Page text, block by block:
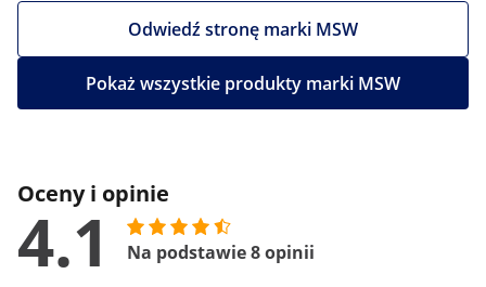
Odwiedź stronę marki MSW
Pokaż wszystkie produkty marki MSW
Oceny i opinie
4.1 Na podstawie 8 opinii